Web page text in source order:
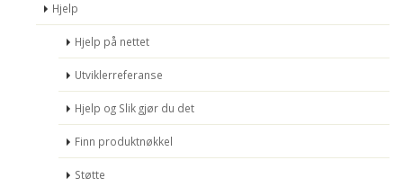
Hjelp
Hjelp på nettet
Utviklerreferanse
Hjelp og Slik gjør du det
Finn produktnøkkel
Støtte